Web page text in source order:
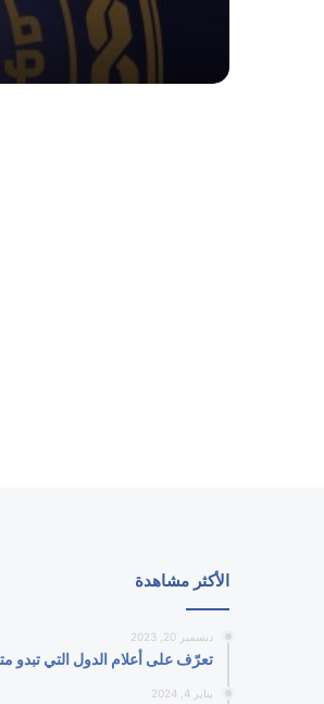
الأكثر مشاهدة
ديسمبر 20, 2023
تعرّف على أعلام الدول التي تبدو
يناير 4, 2024